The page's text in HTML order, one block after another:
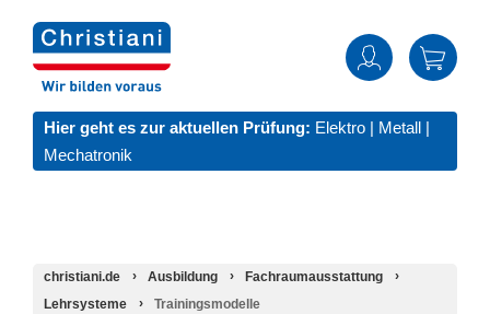
Hier geht es zur aktuellen Prüfung: Elektro | Metall |
Mechatronik
christiani.de Ausbildung
Fachraumausstattung
Lehrsysteme
Trainingsmodelle